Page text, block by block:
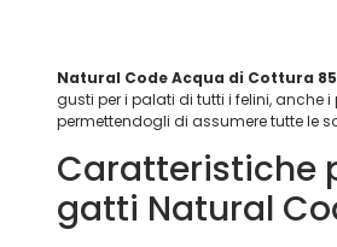
Natural Code Acqua di Cottura
gusti per i palati di tutti i felini, anche
permettendogli di assumere tutte le
Caratteristiche
gatti Natural